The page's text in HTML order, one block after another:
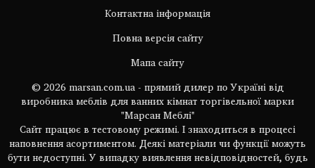
Контактна інформація
Повна версія сайту
Мапа сайту
© 2026 marsan.com.ua - прямий дилер по Україні від
виробника меблів для ванних кімнат торгівельної марки
"Марсан Меблі"
Сайт працює в тестовому режимі. І знаходиться в процесі
наповнення асортиментом. Деякі матеріали чи функції можуть
бути недоступні. У випадку виявлення невідповідностей, будь